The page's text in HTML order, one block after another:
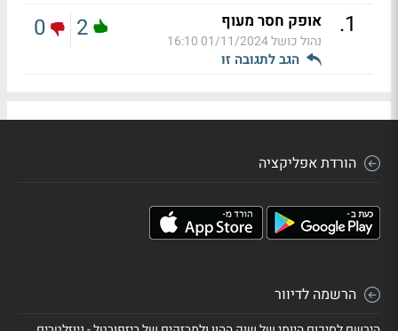
1
. אופק חסר מעוף
נהול כושל01/11/2024 16:10
הגב לתגובה זו
2
0
הורדת אפליקציה
הרשמה לדיוור